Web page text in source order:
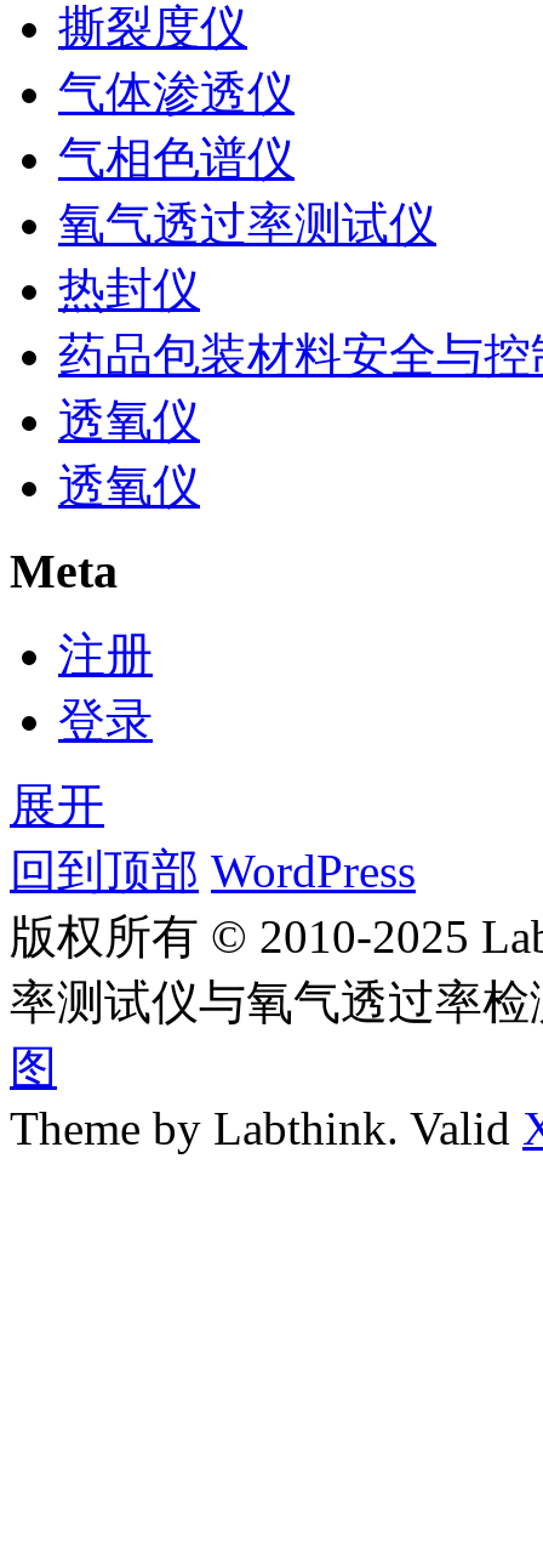
撕裂度仪
气体渗透仪
气相色谱仪
氧气透过率测试仪
热封仪
药品包装材料安全与
透氧仪
透氧仪
Meta
注册
登录
展开
回到顶部 WordPress
版权所有 © 2010-2025
率测试仪与氧气透过率
图
Theme by Labthink. Valid